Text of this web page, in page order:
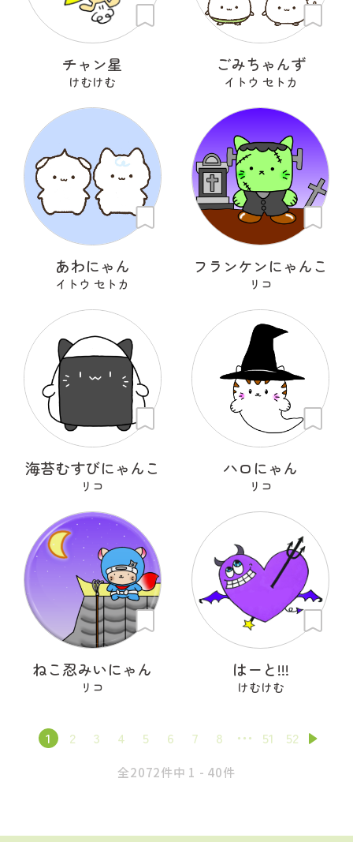
チャン星
けむけむ
ごみちゃんず
イトウ セトカ
あわにゃん
イトウ セトカ
フランケンにゃんこ
リコ
海苔むすびにゃんこ
リコ
ハロにゃん
リコ
ねこ忍みいにゃん
リコ
はーと!!!
けむけむ
1 2 3 4 5 6 7 8 51 52
全2072件中 1 - 40件